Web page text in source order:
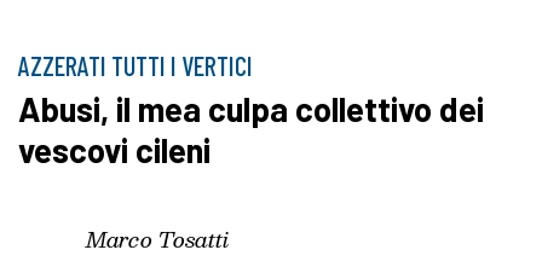
AZZERATI TUTTI I VERTICI
Abusi, il mea culpa collettivo dei
vescovi cileni
Marco Tosatti